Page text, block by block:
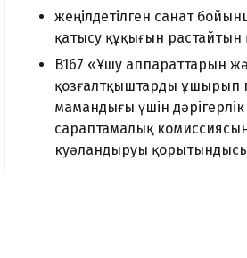
жеңілдетілген санат
қатысу құқығын растайтын
B167 «Ұшу аппараттарын
қозғалтқыштарды ұшырып
мамандығы үшін
сараптамалық
куәландыруы